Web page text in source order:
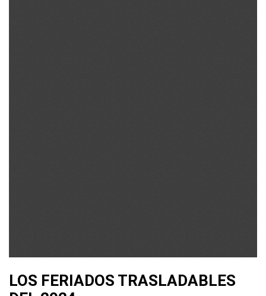
LOS FERIADOS TRASLADABLES